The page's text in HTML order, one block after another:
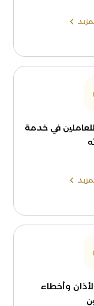
في خدمة
وأخطاء